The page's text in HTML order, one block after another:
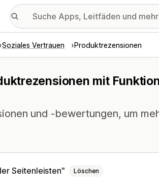
Soziales Vertrauen Produktrezensionen
mit
und -bewertungen, um
Seitenleisten Löschen